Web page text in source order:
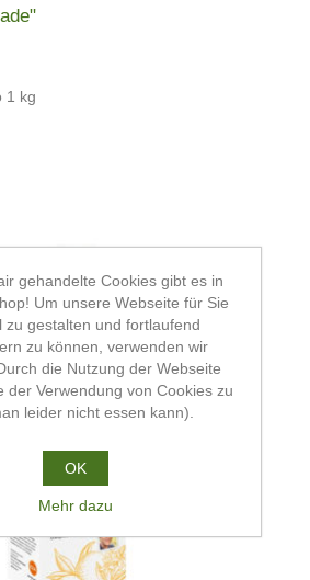
1 kg
gehandelte Cookies gibt es in
Um unsere Webseite für Sie
zu gestalten und fortlaufend
zu können, verwenden wir
die Nutzung der Webseite
der Verwendung von Cookies zu
leider nicht essen kann).
OK
Mehr dazu